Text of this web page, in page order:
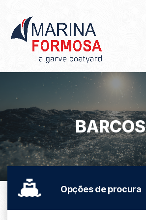
BARCOS
Opções de procura